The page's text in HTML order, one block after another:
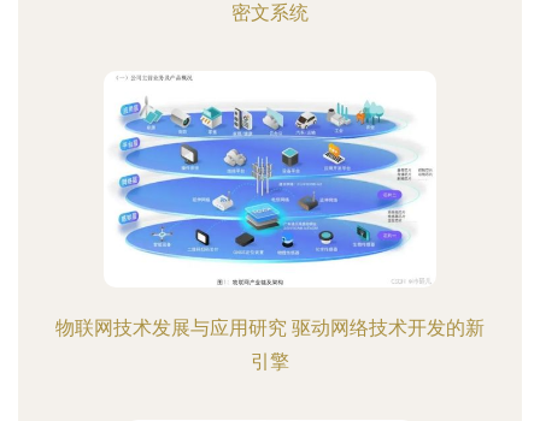
密文系统
物联网技术发展与应用研究 驱动网络技术开发的新
引擎